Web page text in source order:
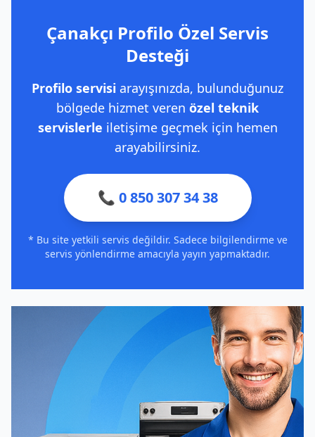
Çanakçı Profilo Özel Servis
Desteği
Profilo servisi arayışınızda, bulunduğunuz
bölgede hizmet veren özel teknik
servislerle iletişime geçmek için hemen
arayabilirsiniz.
📞 0 850 307 34 38
* Bu site yetkili servis değildir. Sadece bilgilendirme ve
servis yönlendirme amacıyla yayın yapmaktadır.